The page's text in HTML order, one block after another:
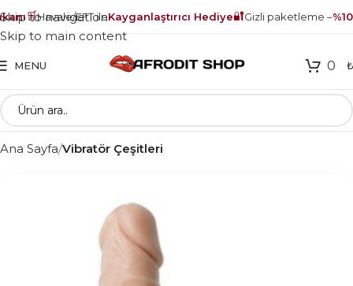
🛒Havale/EFT ileKayganlaştırıcı Hediye🔐Gizli paketleme –
Skip to navigation
Skip to main content
MENU 0 ₺
Ana Sayfa Vibratör Çeşitleri